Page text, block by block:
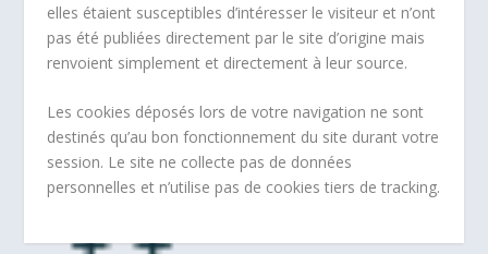
elles étaient susceptibles d’intéresser le visiteur et n’ont
pas été publiées directement par le site d’origine mais
renvoient simplement et directement à leur source.
Les cookies déposés lors de votre navigation ne sont
destinés qu’au bon fonctionnement du site durant votre
session. Le site ne collecte pas de données
personnelles et n’utilise pas de cookies tiers de tracking.